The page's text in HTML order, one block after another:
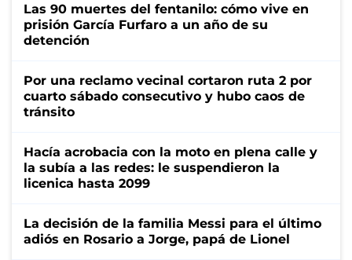
Las 90 muertes del fentanilo: cómo vive en
prisión García Furfaro a un año de su
detención
Por una reclamo vecinal cortaron ruta 2 por
cuarto sábado consecutivo y hubo caos de
tránsito
Hacía acrobacia con la moto en plena calle y
la subía a las redes: le suspendieron la
licenica hasta 2099
La decisión de la familia Messi para el último
adiós en Rosario a Jorge, papá de Lionel